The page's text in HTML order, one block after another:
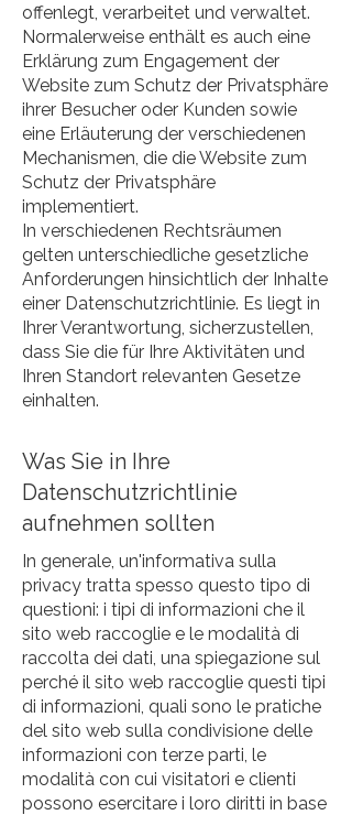
offenlegt, verarbeitet und verwaltet.
Normalerweise enthält es auch eine
Erklärung zum Engagement der
Website zum Schutz der Privatsphäre
ihrer Besucher oder Kunden sowie
eine Erläuterung der verschiedenen
Mechanismen, die die Website zum
Schutz der Privatsphäre
implementiert.
In verschiedenen Rechtsräumen
gelten unterschiedliche gesetzliche
Anforderungen hinsichtlich der Inhalte
einer Datenschutzrichtlinie. Es liegt in
Ihrer Verantwortung, sicherzustellen,
dass Sie die für Ihre Aktivitäten und
Ihren Standort relevanten Gesetze
einhalten.
Was Sie in Ihre
Datenschutzrichtlinie
aufnehmen sollten
In generale, un'informativa sulla
privacy tratta spesso questo tipo di
questioni: i tipi di informazioni che il
sito web raccoglie e le modalità di
raccolta dei dati, una spiegazione sul
perché il sito web raccoglie questi tipi
di informazioni, quali sono le pratiche
del sito web sulla condivisione delle
informazioni con terze parti, le
modalità con cui visitatori e clienti
possono esercitare i loro diritti in base